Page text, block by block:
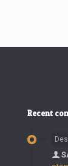
Recent